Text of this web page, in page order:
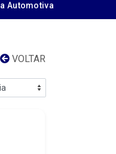
Automotiva
VOLTAR